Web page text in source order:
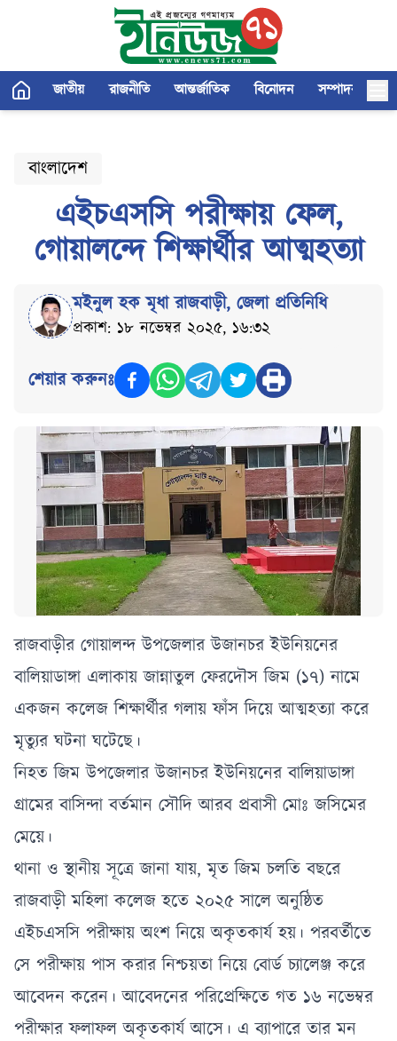
জাতীয় রাজনীতি আন্তর্জাতিক বিনোদন সম্পাদকীয়
বাংলাদেশ
এইচএসসি পরীক্ষায় ফেল,
গোয়ালন্দে শিক্ষার্থীর আত্মহত্যা
মইনুল হক মৃধা রাজবাড়ী, জেলা প্রতিনিধি
প্রকাশ: ১৮ নভেম্বর ২০২৫, ১৬:৩২
শেয়ার করুনঃ
রাজবাড়ীর গোয়ালন্দ উপজেলার উজানচর ইউনিয়নের
বালিয়াডাঙ্গা এলাকায় জান্নাতুল ফেরদৌস জিম (১৭) নামে
একজন কলেজ শিক্ষার্থীর গলায় ফাঁস দিয়ে আত্মহত্যা করে
মৃত্যুর ঘটনা ঘটেছে।
নিহত জিম উপজেলার উজানচর ইউনিয়নের বালিয়াডাঙ্গা
গ্রামের বাসিন্দা বর্তমান সৌদি আরব প্রবাসী মোঃ জসিমের
মেয়ে।
থানা ও স্থানীয় সূত্রে জানা যায়, মৃত জিম চলতি বছরে
রাজবাড়ী মহিলা কলেজ হতে ২০২৫ সালে অনুষ্ঠিত
এইচএসসি পরীক্ষায় অংশ নিয়ে অকৃতকার্য হয়। পরবর্তীতে
সে পরীক্ষায় পাস করার নিশ্চয়তা নিয়ে বোর্ড চ্যালেঞ্জ করে
আবেদন করেন। আবেদনের পরিপ্রেক্ষিতে গত ১৬ নভেম্বর
পরীক্ষার ফলাফল অকৃতকার্য আসে। এ ব্যাপারে তার মন